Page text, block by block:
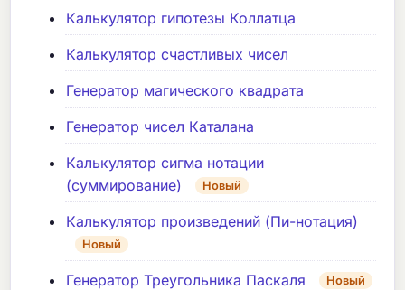
Калькулятор гипотезы Коллатца
Калькулятор счастливых чисел
Генератор магического квадрата
Генератор чисел Каталана
Калькулятор сигма нотации
(суммирование)
Новый
Калькулятор произведений (Пи-нотация)
Новый
Генератор Треугольника Паскаля Новый